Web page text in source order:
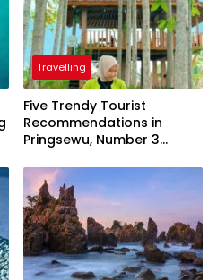
Travelling
Five Trendy Tourist
Recommendations in
Pringsewu, Number 3
President